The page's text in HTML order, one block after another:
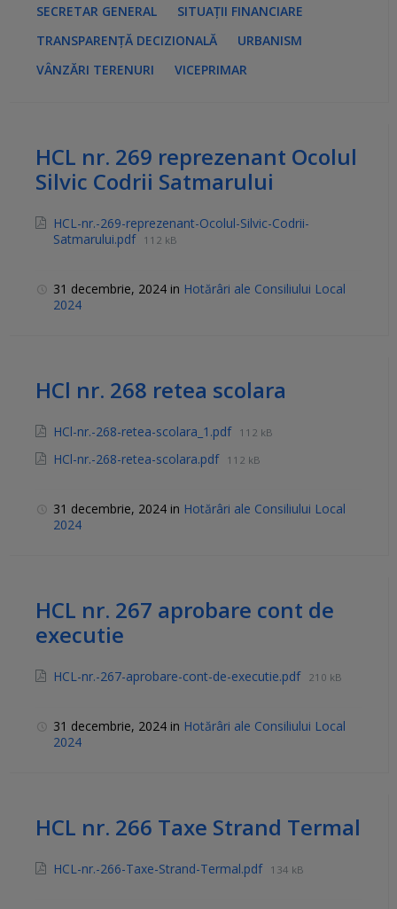
SECRETAR GENERAL
SITUAȚII FINANCIARE
TRANSPARENȚĂ DECIZIONALĂ
URBANISM
VÂNZĂRI TERENURI
VICEPRIMAR
HCL nr. 269 reprezenant Ocolul
Silvic Codrii Satmarului
HCL-nr.-269-reprezenant-Ocolul-Silvic-Codrii-
Satmarului.pdf 112 kB
31 decembrie, 2024 in Hotărâri ale Consiliului Local
2024
HCl nr. 268 retea scolara
HCl-nr.-268-retea-scolara_1.pdf 112 kB
HCl-nr.-268-retea-scolara.pdf 112 kB
31 decembrie, 2024 in Hotărâri ale Consiliului Local
2024
HCL nr. 267 aprobare cont de
executie
HCL-nr.-267-aprobare-cont-de-executie.pdf 210 kB
31 decembrie, 2024 in Hotărâri ale Consiliului Local
2024
HCL nr. 266 Taxe Strand Termal
HCL-nr.-266-Taxe-Strand-Termal.pdf 134 kB